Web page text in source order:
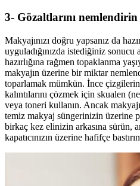
3- Gözaltlarını nemlendirin
Makyajınızı doğru yapsanız da
uyguladığınızda istediğiniz sonucu
hazırlığına rağmen topaklanma
makyajın üzerine bir miktar
toparlamak mümkün. İnce
kalıntılarını çözmek için skualen
veya toneri kullanın. Ancak
temiz makyaj süngerinizin üzerine
birkaç kez elinizin arkasına sürün,
kapatıcınızın üzerine hafifçe